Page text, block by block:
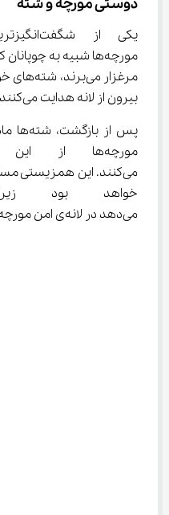
دوستی مورچه و شته
مورچه‌ها شبیه به
بیرون از لانه هدایت می‌کنند.
خواهد بود
می‌دهد در لانه‌ی امن مورچه زندگی کند.